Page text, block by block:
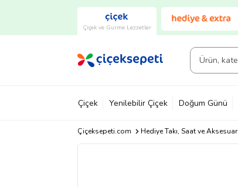
Çiçek ve Gurme Lezzetler
Çiçek Yenilebilir Çiçek Doğum Günü
Çiçeksepeti.com Hediye Takı, Saat ve Aksesuar